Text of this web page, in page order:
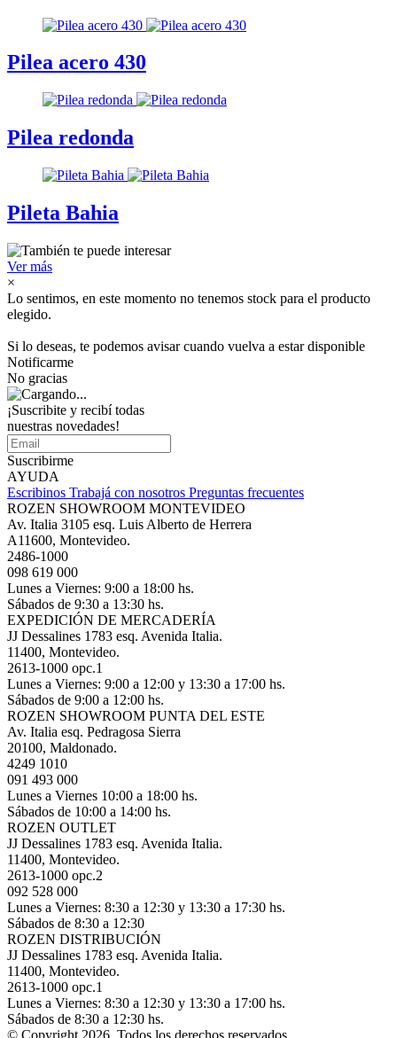
Pilea acero 430
Pilea redonda
Pileta Bahia
Ver más
×
Lo sentimos, en este momento no tenemos stock para el producto
elegido.
Si lo deseas, te podemos avisar cuando vuelva a estar disponible
Notificarme
No gracias
¡Suscribite y recibí todas
nuestras novedades!
Suscribirme
AYUDA
Escribinos Trabajá con nosotros Preguntas frecuentes
ROZEN SHOWROOM MONTEVIDEO
Av. Italia 3105 esq. Luis Alberto de Herrera
A11600, Montevideo.
2486-1000
098 619 000
Lunes a Viernes: 9:00 a 18:00 hs.
Sábados de 9:30 a 13:30 hs.
EXPEDICIÓN DE MERCADERÍA
JJ Dessalines 1783 esq. Avenida Italia.
11400, Montevideo.
2613-1000 opc.1
Lunes a Viernes: 9:00 a 12:00 y 13:30 a 17:00 hs.
Sábados de 9:00 a 12:00 hs.
ROZEN SHOWROOM PUNTA DEL ESTE
Av. Italia esq. Pedragosa Sierra
20100, Maldonado.
4249 1010
091 493 000
Lunes a Viernes 10:00 a 18:00 hs.
Sábados de 10:00 a 14:00 hs.
ROZEN OUTLET
JJ Dessalines 1783 esq. Avenida Italia.
11400, Montevideo.
2613-1000 opc.2
092 528 000
Lunes a Viernes: 8:30 a 12:30 y 13:30 a 17:30 hs.
Sábados de 8:30 a 12:30
ROZEN DISTRIBUCIÓN
JJ Dessalines 1783 esq. Avenida Italia.
11400, Montevideo.
2613-1000 opc.1
Lunes a Viernes: 8:30 a 12:30 y 13:30 a 17:00 hs.
Sábados de 8:30 a 12:30 hs.
© Copyright 2026, Todos los derechos reservados.